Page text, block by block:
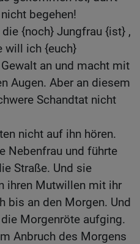
begehen!
{noch} Jungfrau {ist} ,
will ich {euch}
an und macht mit
Augen. Aber an diesem
Schandtat nicht
nicht auf ihn hören.
Nebenfrau und führte
Straße. Und sie
ihren Mutwillen mit ihr
bis an den Morgen. Und
Morgenröte aufging.
Anbruch des Morgens